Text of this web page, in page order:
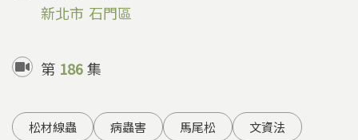
新北市 石門區
第 186集
松材線蟲 病蟲害 馬尾松
文資法